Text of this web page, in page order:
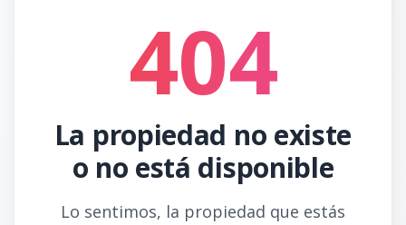
404
La propiedad no existe
o no está disponible
Lo sentimos, la propiedad que estás